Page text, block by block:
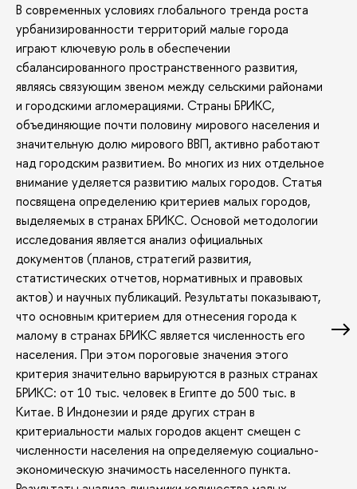
В современных условиях глобального тренда роста
урбанизированности территорий малые города
играют ключевую роль в обеспечении
сбалансированного пространственного развития,
являясь связующим звеном между сельскими районами
и городскими агломерациями. Страны БРИКС,
объединяющие почти половину мирового населения и
значительную долю мирового ВВП, активно работают
над городским развитием. Во многих из них отдельное
внимание уделяется развитию малых городов. Статья
посвящена определению критериев малых городов,
выделяемых в странах БРИКС. Основой методологии
исследования является анализ официальных
документов (планов, стратегий развития,
статистических отчетов, нормативных и правовых
актов) и научных публикаций. Результаты показывают,
что основным критерием для отнесения города к
малому в странах БРИКС является численность его
населения. При этом пороговые значения этого
критерия значительно варьируются в разных странах
БРИКС: от 10 тыс. человек в Египте до 500 тыс. в
Китае. В Индонезии и ряде других стран в
критериальности малых городов акцент смещен с
численности населения на определяемую социально-
экономическую значимость населенного пункта.